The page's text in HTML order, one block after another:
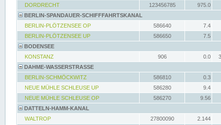
DORDRECHT
123456785
975.0
BERLIN-SPANDAUER-SCHIFFFAHRTSKANAL
BERLIN-PLÖTZENSEE OP
586640
7.4
BERLIN-PLÖTZENSEE UP
586650
7.5
BODENSEE
KONSTANZ
906 0.0
DAHME-WASSERSTRASSE
BERLIN-SCHMÖCKWITZ
586810
0.3
NEUE MÜHLE SCHLEUSE UP
586280
9.4
NEUE MÜHLE SCHLEUSE OP
586270
9.56
DATTELN-HAMM-KANAL
WALTROP
27800090
2.144